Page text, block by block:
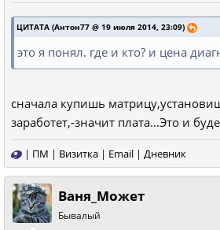
ЦИТАТА (Антон77 @ 19 июля 2014, 23:09)
это я понял. где и кто? и цена
сначала купишь
заработет,-значит плата...Это и
| ПМ | Визитка | Email | Дневник
Ваня_Может
Бывалый